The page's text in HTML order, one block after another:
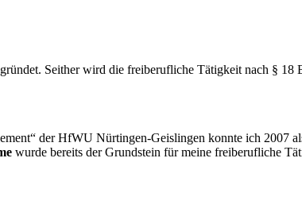
Seither wird die freiberufliche Tätigkeit nach § 18
der HfWU Nürtingen-Geislingen konnte ich 2007
wurde bereits der Grundstein für meine freiberufliche